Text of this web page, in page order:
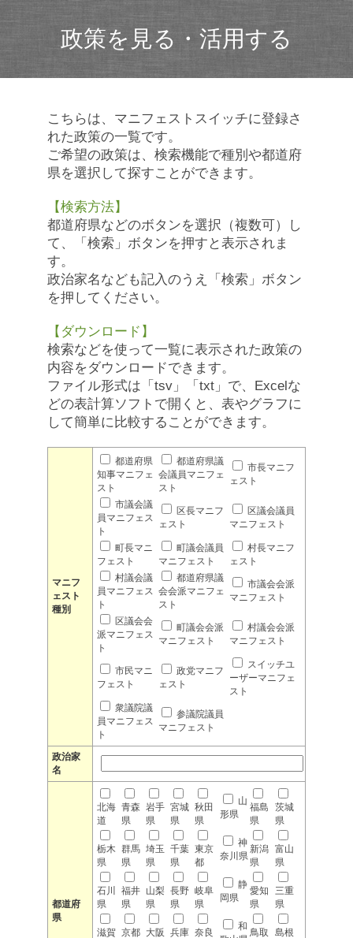
政策を見る・活用する
こちらは、マニフェストスイッチに登録さ
れた政策の一覧です。
ご希望の政策は、検索機能で種別や都道府
県を選択して探すことができます。
【検索方法】
都道府県などのボタンを選択（複数可）し
て、「検索」ボタンを押すと表示されま
す。
政治家名なども記入のうえ「検索」ボタン
を押してください。
【ダウンロード】
検索などを使って一覧に表示された政策の
内容をダウンロードできます。
ファイル形式は「tsv」「txt」で、Excelな
どの表計算ソフトで開くと、表やグラフに
して簡単に比較することができます。
マニフ
ェスト
種別
都道府県
知事マニフェ
スト
都道府県議
会議員マニフェ
スト
市長マニフ
ェスト
市議会議
員マニフェス
ト
区長マニフ
ェスト
区議会議員
マニフェスト
町長マニ
フェスト
町議会議員
マニフェスト
村長マニフ
ェスト
村議会議
員マニフェス
ト
都道府県議
会会派マニフェ
スト
市議会会派
マニフェスト
区議会会
派マニフェス
ト
町議会会派
マニフェスト
村議会会派
マニフェスト
市民マニ
フェスト
政党マニフ
ェスト
スイッチユ
ーザーマニフェ
スト
衆議院議
員マニフェス
ト
参議院議員
マニフェスト
政治家
名
都道府
県
北海
道
青森
県
岩手
県
宮城
県
秋田
県
山
形県
福島
県
茨城
県
栃木
県
群馬
県
埼玉
県
千葉
県
東京
都
神
奈川県
新潟
県
富山
県
石川
県
福井
県
山梨
県
長野
県
岐阜
県
静
岡県
愛知
県
三重
県
滋賀 京都 大阪
兵庫 奈良
和
鳥取
島根